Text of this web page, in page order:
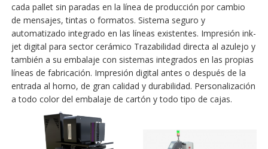
cada pallet sin paradas en la línea de producción por cambio
de mensajes, tintas o formatos. Sistema seguro y
automatizado integrado en las líneas existentes. Impresión ink-
jet digital para sector cerámico Trazabilidad directa al azulejo y
también a su embalaje con sistemas integrados en las propias
líneas de fabricación. Impresión digital antes o después de la
entrada al horno, de gran calidad y durabilidad. Personalización
a todo color del embalaje de cartón y todo tipo de cajas.